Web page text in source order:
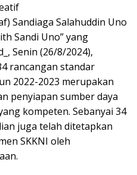
Sandiaga Salahuddin Uno
Sandi Uno” yang
Senin (26/8/2024),
rancangan standar
2022-2023 merupakan
penyiapan sumber daya
kompeten. Sebanyai 34
juga telah ditetapkan
SKKNI oleh